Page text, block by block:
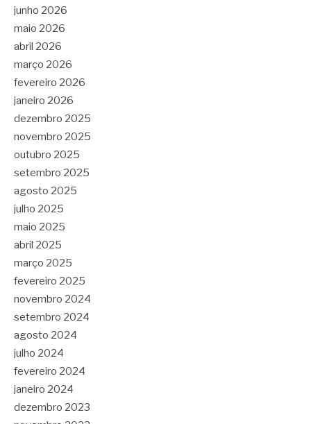
junho 2026
maio 2026
abril 2026
março 2026
fevereiro 2026
janeiro 2026
dezembro 2025
novembro 2025
outubro 2025
setembro 2025
agosto 2025
julho 2025
maio 2025
abril 2025
março 2025
fevereiro 2025
novembro 2024
setembro 2024
agosto 2024
julho 2024
fevereiro 2024
janeiro 2024
dezembro 2023